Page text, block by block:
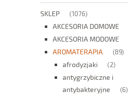
SKLEP (1076)
AKCESORIA DOMOWE
AKCESORIA MODOWE
AROMATERAPIA (89)
afrodyzjaki (2)
antygrzybiczne i
antybakteryjne
(6)